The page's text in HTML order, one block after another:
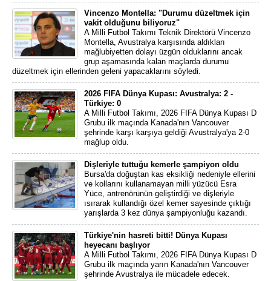
Vincenzo Montella: "Durumu düzeltmek için
vakit olduğunu biliyoruz"
A Milli Futbol Takımı Teknik Direktörü Vincenzo
Montella, Avustralya karşısında aldıkları
mağlubiyetten dolayı üzgün olduklarını ancak
grup aşamasında kalan maçlarda durumu
düzeltmek için ellerinden geleni yapacaklarını söyledi.
2026 FIFA Dünya Kupası: Avustralya: 2 -
Türkiye: 0
A Milli Futbol Takımı, 2026 FIFA Dünya Kupası D
Grubu ilk maçında Kanada'nın Vancouver
şehrinde karşı karşıya geldiği Avustralya'ya 2-0
mağlup oldu.
Dişleriyle tuttuğu kemerle şampiyon oldu
Bursa'da doğuştan kas eksikliği nedeniyle ellerini
ve kollarını kullanamayan milli yüzücü Esra
Yüce, antrenörünün geliştirdiği ve dişleriyle
ısırarak kullandığı özel kemer sayesinde çıktığı
yarışlarda 3 kez dünya şampiyonluğu kazandı.
Türkiye'nin hasreti bitti! Dünya Kupası
heyecanı başlıyor
A Milli Futbol Takımı, 2026 FIFA Dünya Kupası D
Grubu ilk maçında yarın Kanada'nın Vancouver
şehrinde Avustralya ile mücadele edecek.